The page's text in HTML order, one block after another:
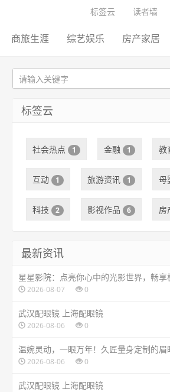
标签云 读者墙
商旅生涯 综艺娱乐 房产家居
标签云
社会热点 1 金融 1 教
互动 1 旅游资讯 1 母
科技 2 影视作品 6 房
最新资讯
星星影院：点亮你心中的光影世界，畅享
2026-08-07 0
武汉配眼镜 上海配眼镜
2026-08-06 0
温婉灵动，一眼万年！久匠量身定制的眉
2026-08-06 0
武汉配眼镜 上海配眼镜